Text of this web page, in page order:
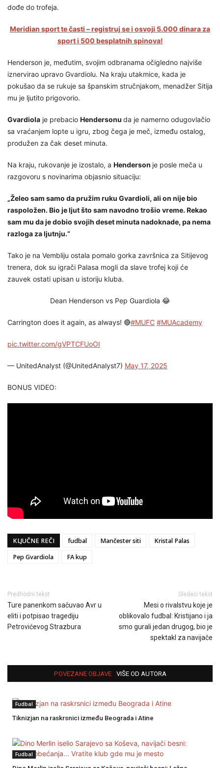
dođe do trofeja.
Meridian sport te časti – registruj se i osvoji 5.000 dinara za
sport i 500 besplatnih spinova!
Henderson je, međutim, svojim odbranama očigledno najviše
iznervirao upravo Gvardiolu. Na kraju utakmice, kada je
pokušao da se rukuje sa španskim stručnjakom, menadžer Sitija
mu je ljutito prigovorio.
Gvardiola je prebacio Hendersonu da je namerno odugovlačio
sa vraćanjem lopte u igru, zbog čega je meč, između ostalog,
produžen za čak deset minuta.
Na kraju, rukovanje je izostalo, a Henderson je posle meča u
razgovoru s novinarima objasnio situaciju:
„Želeo sam samo da pružim ruku Gvardioli, ali on nije bio
raspoložen. Bio je ljut što sam navodno trošio vreme. Rekao
sam mu da je dobio svojih deset minuta nadoknade, pa nema
razloga za ljutnju.“
Tako je na Vembliju ostala pomalo gorka završnica za Sitijevog
trenera, dok su igrači Palasa mogli da slave trofej koji će
zauvek ostati upisan u istoriju kluba.
Dean Henderson vs Pep Guardiola 😂
Carrington does it again, as always! 🔴#MUFC #MUAcademy
pic.twitter.com/gVPTCFUoOI
— UnitedAnalyst (@UnitedAnalyst7) May 17, 2025
BONUS VIDEO:
KLJUČNE REČI fudbal Mančester siti
Kristal Palas
Pep Gvardiola
FA kup
Predhodni tekst
Ture panenkom sačuvao Avr u
eliti i potpisao tragediju
Petrovićevog Strazbura
Sledeći tekst
Mesi o rivalstvu koje je
oblikovalo fudbal: Kristijano i ja
smo gurali jedan drugog, bio je
spektakl za navijače
POVEZANE OBJAVE VIŠE OD AUTORA
Fudbal
Tiknizjan na raskrsnici između Beograda i Atine
Fudbal